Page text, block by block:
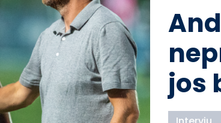
jos